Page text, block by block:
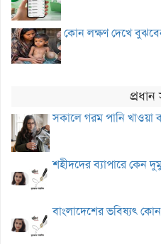
কোন লক্ষণ দেখে
সকালে গরম পানি খাওয়া
শহীদদের ব্যাপারে কেন
বাংলাদেশের ভবিষ্যৎ